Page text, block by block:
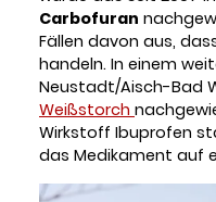
Carbofuran
Fällen davon aus,
handeln. In einem
Neustadt/Aisch-Bad
Weißstorch
Wirkstoff Ibuprofen
das Medikament auf